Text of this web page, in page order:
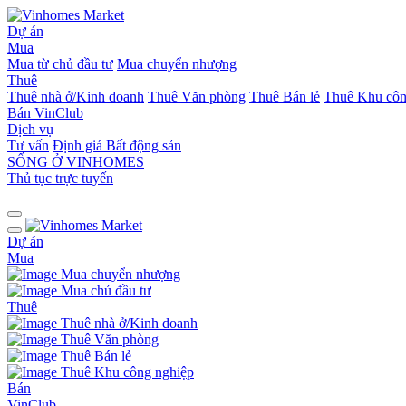
Dự án
Mua
Mua từ chủ đầu tư Mua chuyển nhượng
Thuê
Thuê nhà ở/Kinh doanh Thuê Văn phòng Thuê Bán lẻ Thuê Khu
Bán VinClub
Dịch vụ
Tư vấn Định giá Bất động sản
SỐNG Ở VINHOMES
Thủ tục trực tuyến
Dự án
Mua
Mua chuyển nhượng
Mua chủ đầu tư
Thuê
Thuê nhà ở/Kinh doanh
Thuê Văn phòng
Thuê Bán lẻ
Thuê Khu công nghiệp
Bán